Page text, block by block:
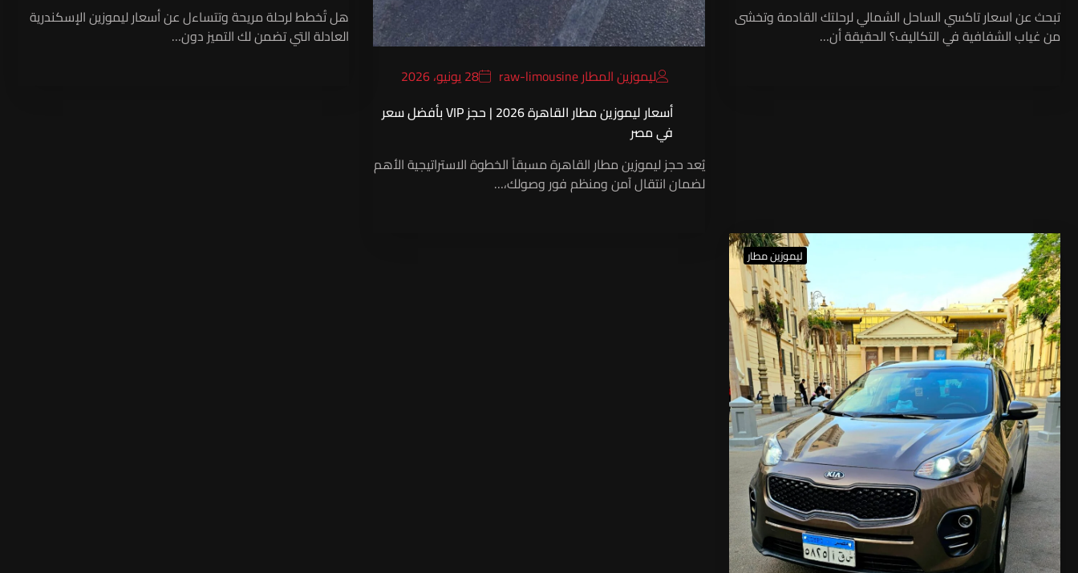
تبحث عن اسعار تاكسي الساحل الشمالي لرحلتك القادمة وتخشى
من غياب الشفافية في التكاليف؟ الحقيقة أن…
ليموزين المطار raw-limousine
28 يونيو، 2026
أسعار ليموزين مطار القاهرة 2026 | حجز VIP بأفضل سعر
في مصر
يُعد حجز ليموزين مطار القاهرة مسبقاً الخطوة الاستراتيجية الأهم
لضمان انتقال آمن ومنظم فور وصولك،…
هل تُخطط لرحلة مريحة وتتساءل عن أسعار ليموزين الإسكندرية
العادلة التي تضمن لك التميز دون…
ليموزين مطار